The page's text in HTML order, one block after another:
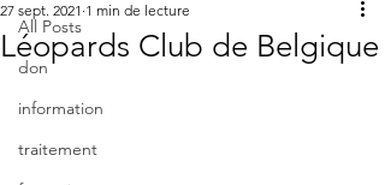
All Posts
don
information
traitement
Léopards Club de Belgique
27 sept. 2021 1 min de lecture